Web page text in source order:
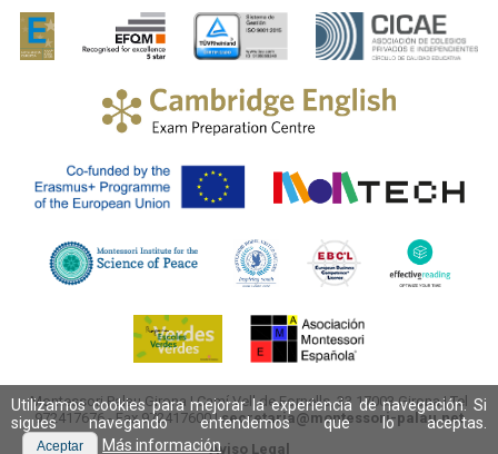
Montessori Palau Girona |Camí Vell de Fornells, 33 17003 Girona| Tel
972417676- Fax 972417600 |secretaria@montessori-palau.net
Aviso Legal
Utilizamos cookies para mejorar la experiencia de navegación. Si
sigues navegando entendemos que lo aceptas.
Aceptar Más información